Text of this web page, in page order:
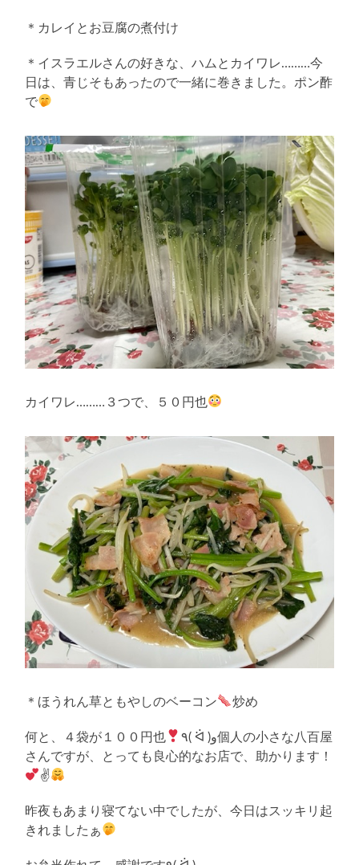
＊カレイとお豆腐の煮付け
＊イスラエルさんの好きな、ハムとカイワレ………今
日は、青じそもあったので一緒に巻きました。ポン酢
で
カイワレ………３つで、５０円也
＊ほうれん草ともやしのベーコン 炒め
何と、４袋が１００円也
٩( ᐛ )و個人の小さな八百屋
さんですが、とっても良心的なお店で、助かります！
✌
昨夜もあまり寝てない中でしたが、今日はスッキリ起
きれましたぁ